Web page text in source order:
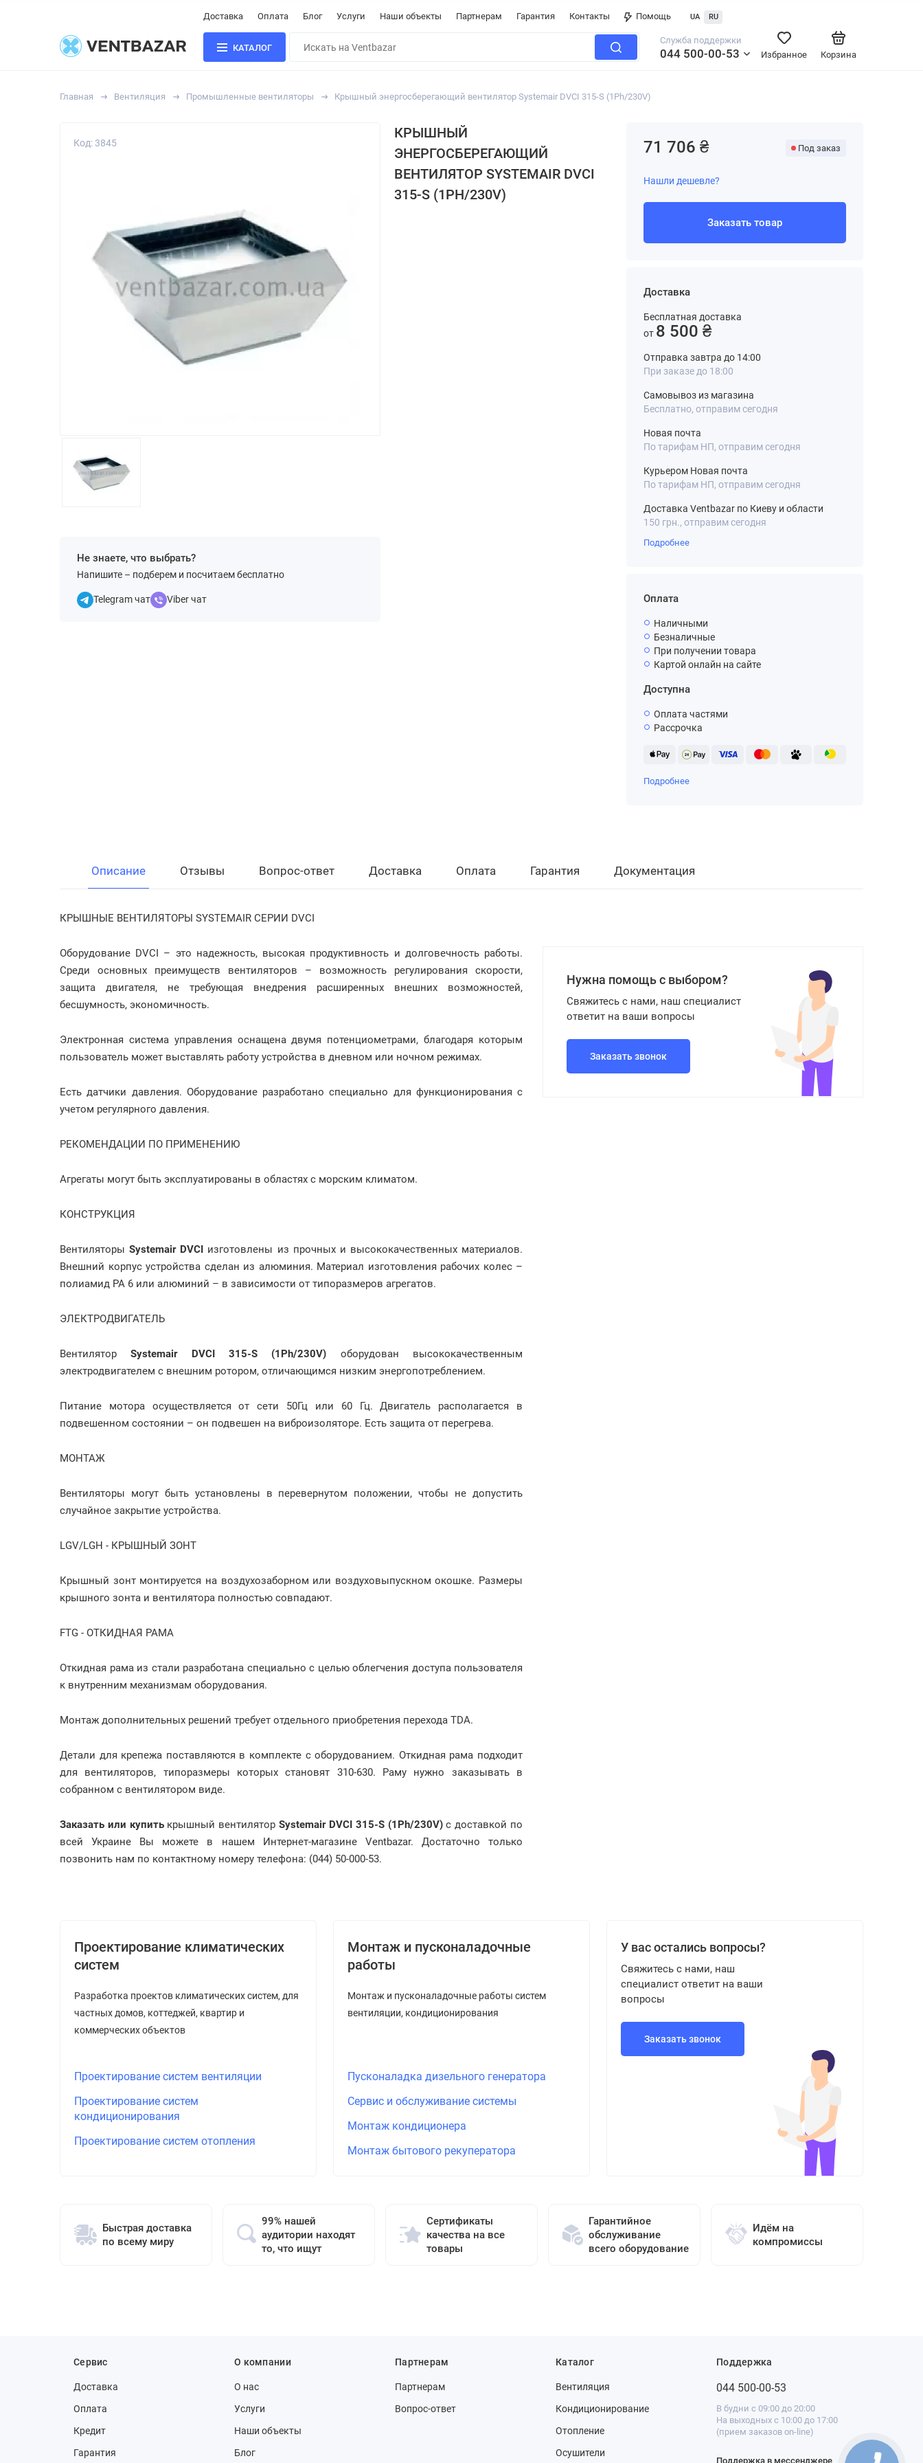
Доставка Оплата Блог Услуги Наши объекты Партнерам Гарантия Контакты Помощь UA RU
КАТАЛОГ
Служба поддержки
044 500-00-53 Корзина
Избранное
Главная Вентиляция Промышленные вентиляторы Крышный энергосберегающий вентилятор Systemair DVCI 315-S (1Ph/230V)
Код: 3845
Не знаете, что выбрать?
Напишите – подберем и посчитаем бесплатно
Telegram чат Viber чат
КРЫШНЫЙ
ЭНЕРГОСБЕРЕГАЮЩИЙ
ВЕНТИЛЯТОР SYSTEMAIR DVCI
315-S (1PH/230V)
71 706 ₴ Под заказ
Нашли дешевле?
Заказать товар
Доставка
Бесплатная доставка
от 8 500 ₴
Отправка завтра до 14:00
При заказе до 18:00
Самовывоз из магазина
Бесплатно, отправим сегодня
Новая почта
По тарифам НП, отправим сегодня
Курьером Новая почта
По тарифам НП, отправим сегодня
Доставка Ventbazar по Киеву и области
150 грн., отправим сегодня
Подробнее
Оплата
Наличными
Безналичные
При получении товара
Картой онлайн на сайте
Доступна
Оплата частями
Рассрочка
Подробнее
Описание Отзывы Вопрос-ответ Доставка Оплата Гарантия Документация
КРЫШНЫЕ ВЕНТИЛЯТОРЫ SYSTEMAIR СЕРИИ DVCI
Оборудование DVCI – это надежность, высокая продуктивность и долговечность работы.
Среди основных преимуществ вентиляторов – возможность регулирования скорости,
защита двигателя, не требующая внедрения расширенных внешних возможностей,
бесшумность, экономичность.
Электронная система управления оснащена двумя потенциометрами, благодаря которым
пользователь может выставлять работу устройства в дневном или ночном режимах.
Есть датчики давления. Оборудование разработано специально для функционирования с
учетом регулярного давления.
РЕКОМЕНДАЦИИ ПО ПРИМЕНЕНИЮ
Агрегаты могут быть эксплуатированы в областях с морским климатом.
КОНСТРУКЦИЯ
ВентиляторыSystemair DVCI изготовлены из прочных и высококачественных материалов.
Внешний корпус устройства сделан из алюминия. Материал изготовления рабочих колес –
полиамид РА 6 или алюминий – в зависимости от типоразмеров агрегатов.
ЭЛЕКТРОДВИГАТЕЛЬ
ВентиляторSystemair DVCI 315-S (1Ph/230V) оборудован высококачественным
электродвигателем с внешним ротором, отличающимся низким энергопотреблением.
Питание мотора осуществляется от сети 50Гц или 60 Гц. Двигатель располагается в
подвешенном состоянии – он подвешен на виброизоляторе. Есть защита от перегрева.
МОНТАЖ
Вентиляторы могут быть установлены в перевернутом положении, чтобы не допустить
случайное закрытие устройства.
LGV/LGH - КРЫШНЫЙ ЗОНТ
Крышный зонт монтируется на воздухозаборном или воздуховыпускном окошке. Размеры
крышного зонта и вентилятора полностью совпадают.
FTG - ОТКИДНАЯ РАМА
Откидная рама из стали разработана специально с целью облегчения доступа пользователя
к внутренним механизмам оборудования.
Монтаж дополнительных решений требует отдельного приобретения перехода TDA.
Детали для крепежа поставляются в комплекте с оборудованием. Откидная рама подходит
для вентиляторов, типоразмеры которых становят 310-630. Раму нужно заказывать в
собранном с вентилятором виде.
Заказать или купитькрышный вентиляторSystemair DVCI 315-S (1Ph/230V)с доставкой по
всей Украине Вы можете в нашем Интернет-магазине Ventbazar. Достаточно только
позвонить нам по контактному номеру телефона: (044) 50-000-53.
Нужна помощь с выбором?
Свяжитесь с нами, наш специалист
ответит на ваши вопросы
Заказать звонок
Проектирование климатических
систем
Разработка проектов климатических систем, для
частных домов, коттеджей, квартир и
коммерческих объектов
Проектирование систем вентиляции
Проектирование систем
кондиционирования
Проектирование систем отопления
Монтаж и пусконаладочные
работы
Монтаж и пусконаладочные работы систем
вентиляции, кондиционирования
Пусконаладка дизельного генератора
Сервис и обслуживание системы
Монтаж кондиционера
Монтаж бытового рекуператора
У вас остались вопросы?
Свяжитесь с нами, наш
специалист ответит на ваши
вопросы
Заказать звонок
Быстрая доставка
по всему миру
99% нашей
аудитории находят
то, что ищут
Сертификаты
качества на все
товары
Гарантийное
обслуживание
всего оборудование
Идём на
компромиссы
Сервис
Доставка
Оплата
Кредит
Гарантия
О компании
О нас
Услуги
Наши объекты
Блог
Партнерам
Партнерам
Вопрос-ответ
Каталог
Вентиляция
Кондиционирование
Отопление
Осушители
Поддержка
044 500-00-53
В будни с 09:00 до 20:00
На выходных с 10:00 до 17:00
(прием заказов on-line)
Поддержка в мессенджере